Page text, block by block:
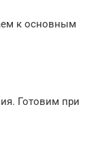
к основным
Готовим при